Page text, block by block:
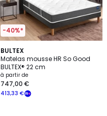
-40%*
BULTEX
Matelas mousse HR So Good
BULTEX® 22 cm
à partir de
413,33 €
747,00 €
4,5
/ 5